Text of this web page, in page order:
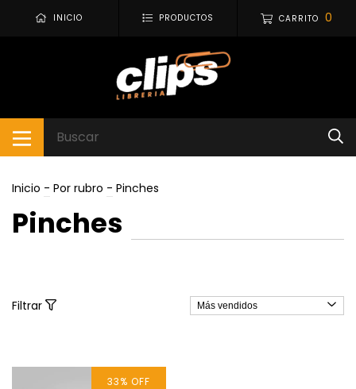
INICIO PRODUCTOS CARRITO 0
Inicio - Por rubro - Pinches
Pinches
Filtrar
33% OFF